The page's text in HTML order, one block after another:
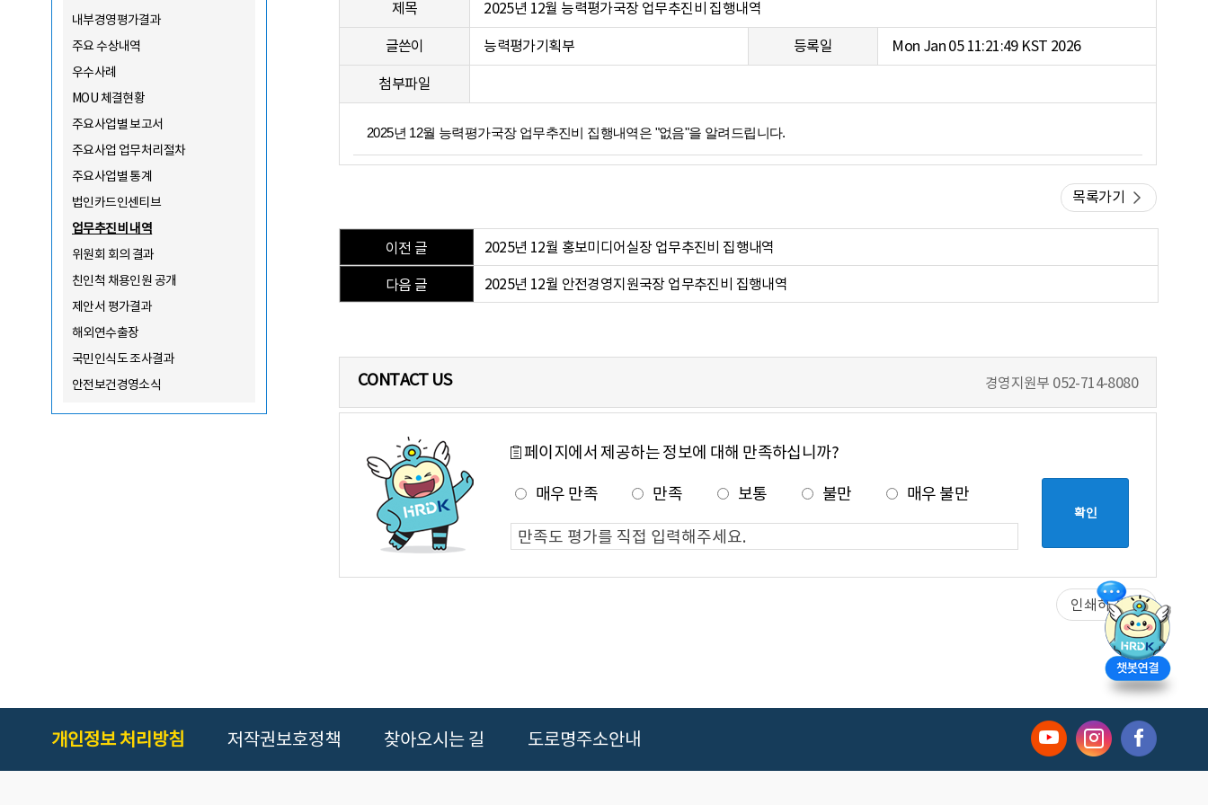
내부경영평가결과
주요 수상내역
우수사례
MOU 체결현황
주요사업별 보고서
주요사업 업무처리절차
주요사업별 통계
법인카드인센티브
업무추진비 내역
위원회 회의 결과
친인척 채용인원 공개
제안서 평가결과
해외연수출장
국민인식도 조사결과
안전보건경영소식
제목 2025년 12월 능력평가국장 업무추진비 집행내역
글쓴이 능력평가기획부 등록일 Mon Jan 05 11:21:49 KST 2026
첨부파일
2025년 12월 능력평가국장 업무추진비 집행내역은 "없음"을 알려드립니다.
목록가기
이전 글 2025년 12월 홍보미디어실장 업무추진비 집행내역
다음 글 2025년 12월 안전경영지원국장 업무추진비 집행내역
CONTACT US 경영지원부 052-714-8080
페이지에서 제공하는 정보에 대해 만족하십니까?
매우 만족
만족 보통 불만 매우 불만
인쇄하기
개인정보 처리방침 저작권보호정책 찾아오시는 길 도로명주소안내